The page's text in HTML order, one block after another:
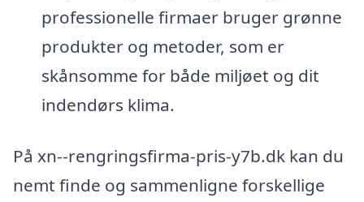
professionelle firmaer bruger grønne
produkter og metoder, som er
skånsomme for både miljøet og dit
indendørs klima.
På xn--rengringsfirma-pris-y7b.dk kan du
nemt finde og sammenligne forskellige